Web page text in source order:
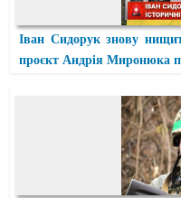
Іван Сидорук знову
проєкт Андрія Миронюка